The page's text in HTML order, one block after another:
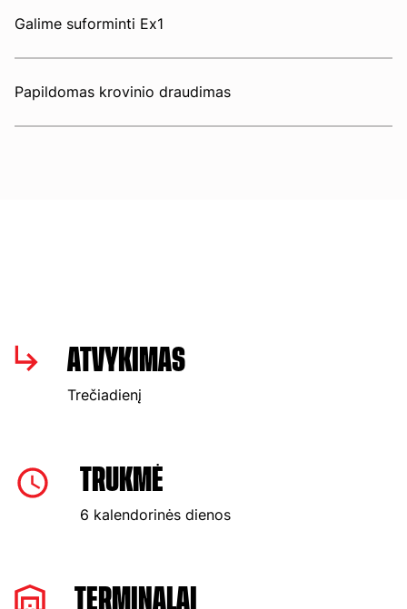
Galime suforminti Ex1
Papildomas krovinio draudimas
ATVYKIMAS
Trečiadienį
TRUKMĖ
6 kalendorinės dienos
TERMINALAI